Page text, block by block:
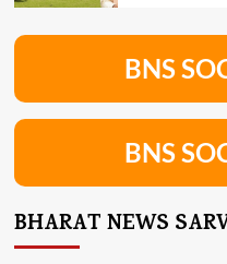
BNS
BNS
BHARAT NEWS